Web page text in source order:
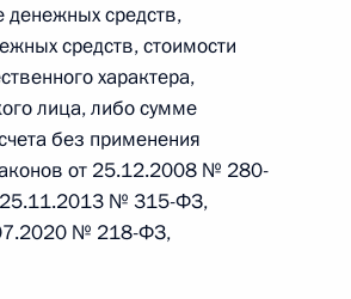
Федерации и статью 1
средств,
средств, стоимости
характера,
лица, либо сумме
без применения
от 25.12.2008 № 280-
№ 315-ФЗ,
№ 218-ФЗ,